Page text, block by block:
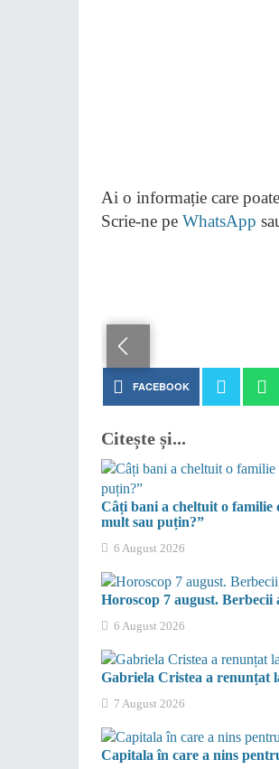
Ai o informație care
Scrie-ne pe WhatsApp
FACEBOOK
Citește și...
Câți bani a cheltuit o familie
mult sau puțin?”
6 August 2026
Horoscop 7 august.
6 August 2026
Gabriela Cristea a renunțat
7 August 2026
Capitala în care a nins